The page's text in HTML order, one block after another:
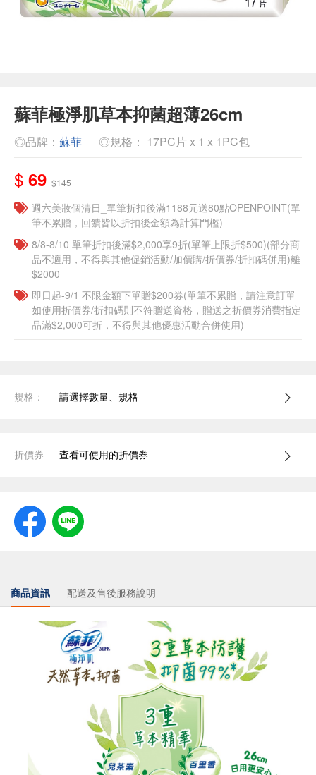
蘇菲極淨肌草本抑菌超薄26cm
◎品牌： 蘇菲 ◎規格： 17PC片 x 1 x 1PC包
$ 69 $145
週六美妝個清日_單筆折扣後滿1188元送80點OPENPOINT(單
筆不累贈，回饋皆以折扣後金額為計算門檻)
8/8-8/10 單筆折扣後滿$2,000享9折(單筆上限折$500)(部分商
品不適用，不得與其他促銷活動/加價購/折價券/折扣碼併用)離
$2000
即日起-9/1 不限金額下單贈$200券(單筆不累贈，請注意訂單
如使用折價券/折扣碼則不符贈送資格，贈送之折價券消費指定
品滿$2,000可折，不得與其他優惠活動合併使用)
規格： 請選擇數量、規格
折價券 查看可使用的折價券
商品資訊 配送及售後服務說明